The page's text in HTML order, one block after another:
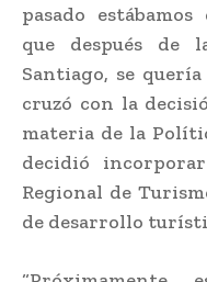
pasado
que después de
Santiago, se
cruzó con la
materia de la
decidió
Regional de
de desarrollo